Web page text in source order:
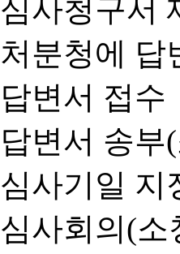
심사청구서
처분청에 답
답변서 접수
답변서 송부
심사기일 지
심사회의(소